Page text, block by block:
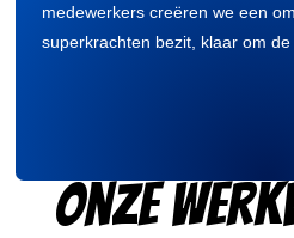
medewerkers creëren we een
superkrachten bezit, klaar om de
onze